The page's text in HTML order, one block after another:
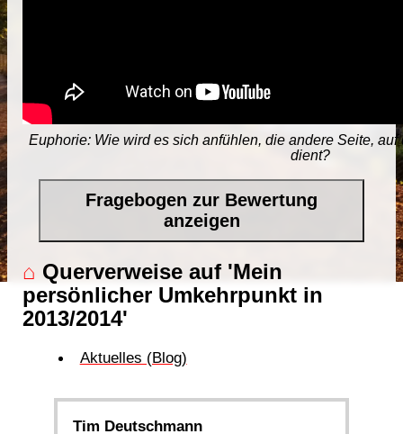
Euphorie: Wie wird es sich anfühlen, die andere Seite,
dient?
Fragebogen zur Bewertung
anzeigen
⌂ Querverweise auf 'Mein
persönlicher Umkehrpunkt in
2013/2014'
Aktuelles (Blog)
Tim Deutschmann